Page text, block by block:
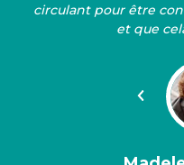
circulant pour être
et que